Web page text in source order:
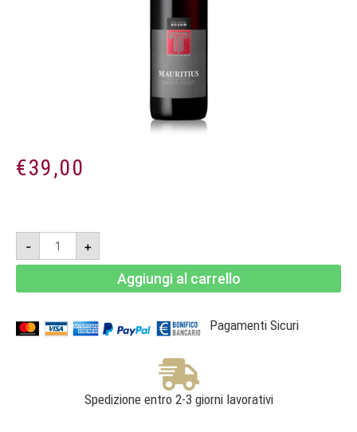
€39,00
-
Mauritius
Lagrein-
Merlot
2021
Cantina
di
+
Aggiungi al carrello
Pagamenti Sicuri
Spedizione entro 2-3 giorni lavorativi